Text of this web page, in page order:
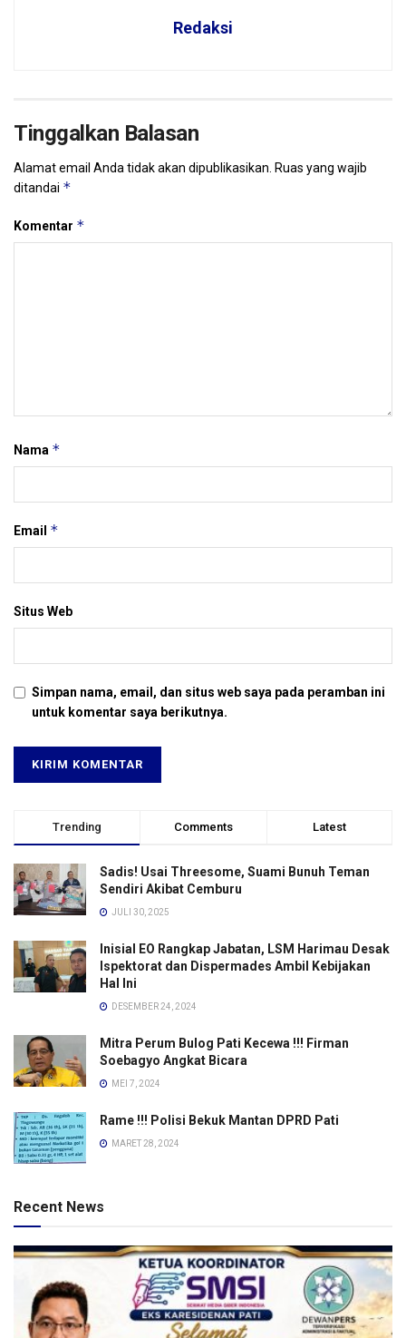
Redaksi
Tinggalkan Balasan
Alamat email Anda tidak akan dipublikasikan. Ruas yang wajib
ditandai *
Komentar *
Nama *
Email *
Situs Web
Simpan nama, email, dan situs web saya pada peramban ini
untuk komentar saya berikutnya.
Trending Comments Latest
Sadis! Usai Threesome, Suami Bunuh Teman
Sendiri Akibat Cemburu
JULI 30, 2025
Inisial EO Rangkap Jabatan, LSM Harimau Desak
Ispektorat dan Dispermades Ambil Kebijakan
Hal Ini
DESEMBER 24, 2024
Mitra Perum Bulog Pati Kecewa !!! Firman
Soebagyo Angkat Bicara
MEI 7, 2024
Rame !!! Polisi Bekuk Mantan DPRD Pati
MARET 28, 2024
Recent News